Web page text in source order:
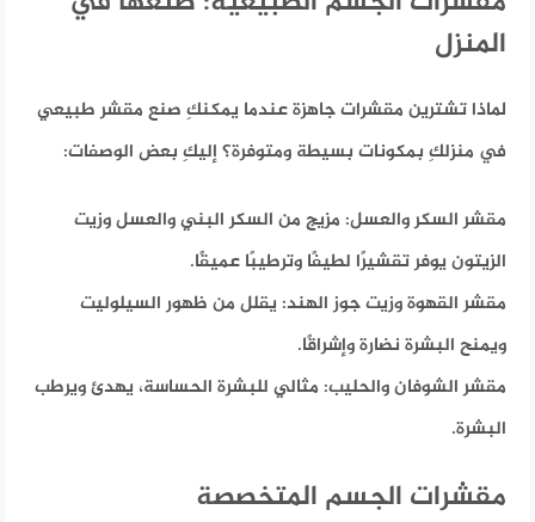
المنزل
لماذا تشترين مقشرات جاهزة عندما يمكنكِ صنع مقشر طبيعي
في منزلكِ بمكونات بسيطة ومتوفرة؟إليكِ بعض الوصفات:
مقشر السكر والعسل: مزيج من السكر البني والعسل وزيت
الزيتون يوفر تقشيرًا لطيفًا وترطيبًا عميقًا.
مقشر القهوة وزيت جوز الهند: يقلل من ظهور السيلوليت
ويمنح البشرة نضارة وإشراقًا.
مقشر الشوفان والحليب: مثالي للبشرة الحساسة، يهدئ ويرطب
البشرة.
مقشرات الجسم المتخصصة